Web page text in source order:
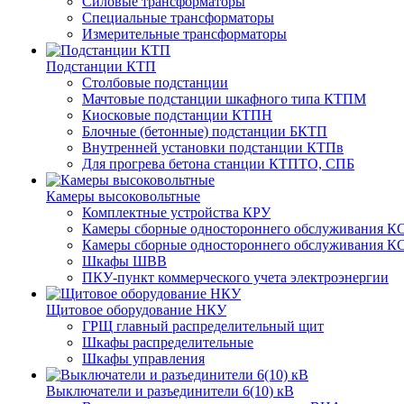
Специальные трансформаторы
Измерительные трансформаторы
Подстанции КТП
Столбовые подстанции
Мачтовые подстанции шкафного типа КТПМ
Киосковые подстанции КТПН
Блочные (бетонные) подстанции БКТП
Внутренней установки подстанции КТПв
Для прогрева бетона станции КТПТО, СПБ
Камеры высоковольтные
Комплектные устройства КРУ
Камеры сборные одностороннего обслуживания
Камеры сборные одностороннего обслуживания
Шкафы ШВВ
ПКУ-пункт коммерческого учета электроэнергии
Щитовое оборудование НКУ
ГРЩ главный распределительный щит
Шкафы распределительные
Шкафы управления
Выключатели и разъединители 6(10) кВ